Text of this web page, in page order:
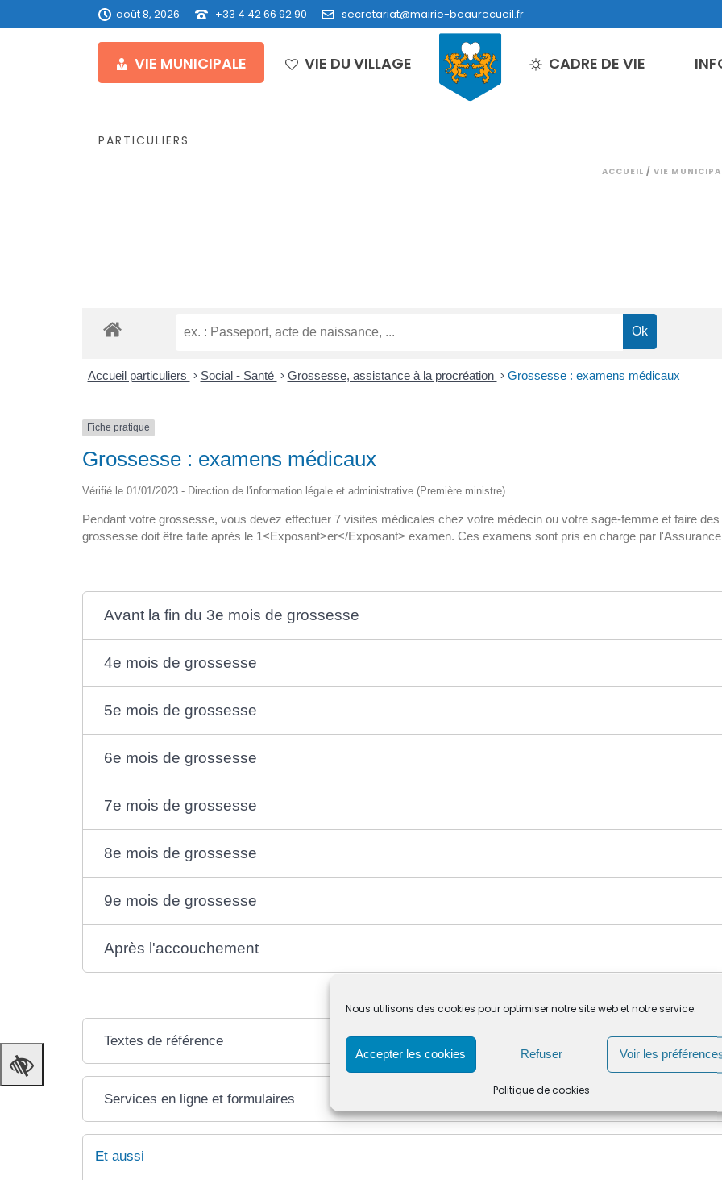
Nous utilisons des cookies pour optimiser notre site web et notre service.
Accepter les cookies Refuser Voir les
Politique de cookies
août 8, 2026 +33 4 42 66 92 90 secretariat@mairie-beaurecueil.fr
VIE MUNICIPALE VIE DU VILLAGE CADRE DE VIE
PARTICULIERS
ACCUEIL / VIE
Accueil particuliers > Social - Santé > Grossesse, assistance à la procréation > Grossesse : examens médicaux
Fiche pratique
Grossesse : examens médicaux
Vérifié le 01/01/2023 - Direction de l'information légale et administrative (Première ministre)
Pendant votre grossesse, vous devez effectuer 7 visites médicales chez votre médecin ou votre sage-femme et faire
grossesse doit être faite après le 1<Exposant>er</Exposant> examen. Ces examens sont pris en charge par
Avant la fin du 3e mois de grossesse
4e mois de grossesse
5e mois de grossesse
6e mois de grossesse
7e mois de grossesse
8e mois de grossesse
9e mois de grossesse
Après l'accouchement
Textes de référence
Services en ligne et formulaires
Et aussi